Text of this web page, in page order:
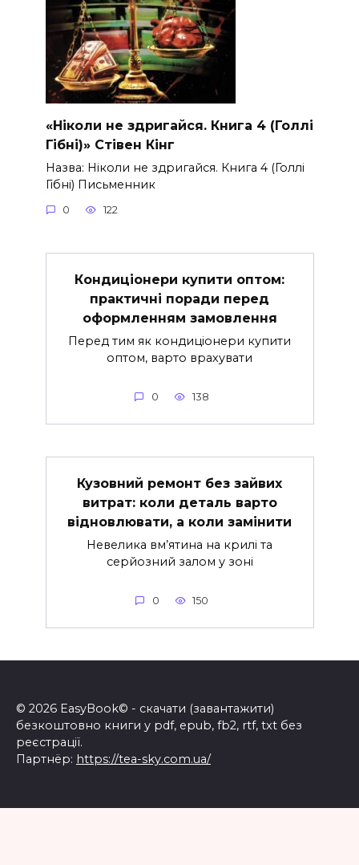
«Ніколи не здригайся. Книга 4 (Голлі
Гібні)» Стівен Кінг
Назва: Ніколи не здригайся. Книга 4 (Голлі
Гібні) Письменник
0 122
Кондиціонери купити оптом:
практичні поради перед
оформленням замовлення
Перед тим як кондиціонери купити
оптом, варто врахувати
0 138
Кузовний ремонт без зайвих
витрат: коли деталь варто
відновлювати, а коли замінити
Невелика вм’ятина на крилі та
серйозний залом у зоні
0 150
© 2026 EasyBook© - скачати (завантажити)
безкоштовно книги у pdf, epub, fb2, rtf, txt без
реєстрації.
Партнёр: https://tea-sky.com.ua/